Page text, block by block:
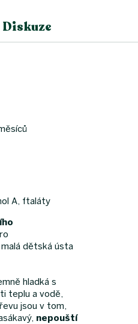
Diskuze
A, ftaláty
dětská ústa
hladká s
teplu a vodě,
jsou v tom,
nepouští